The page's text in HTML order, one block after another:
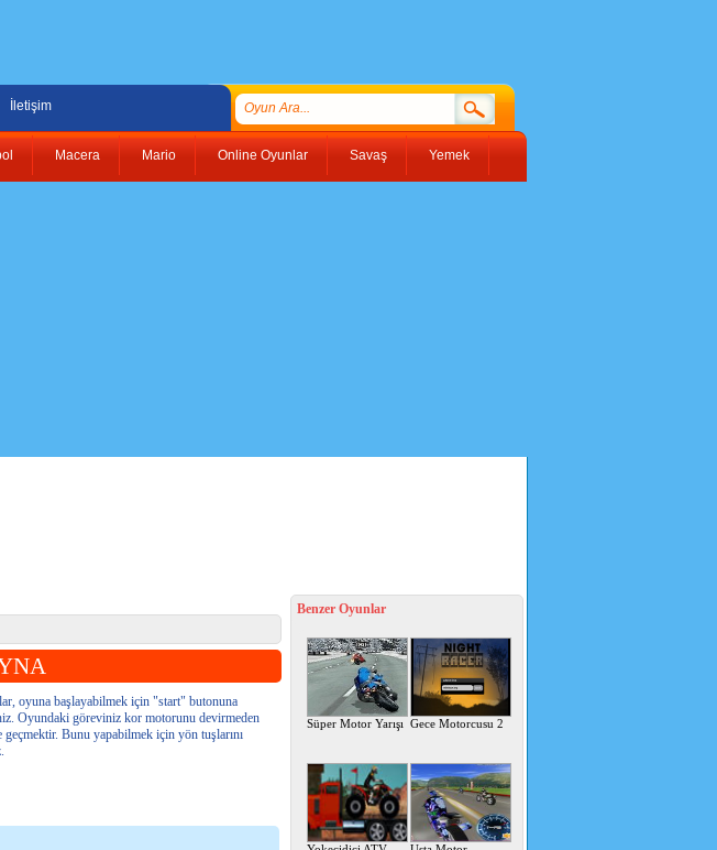
İletişim
Macera Mario Online Oyunlar Savaş Yemek
oyuna başlayabilmek için "start" butonuna
Oyundaki göreviniz kor motorunu devirmeden
Bunu yapabilmek için yön tuşlarını
Benzer Oyunlar
Süper Motor Yarışı Gece Motorcusu 2